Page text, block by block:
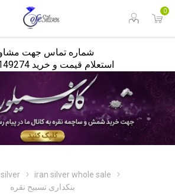
0
استعلام قیمت و خرید 09120149274
silver
iran silver whole sale
بنکداری تسبیح نقره